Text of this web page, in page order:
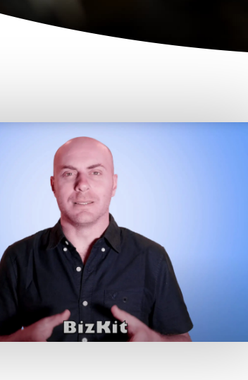
10. מה חשוב לדעת על הפקת סרטון תדמית?
11. למה סרטון תדמית לעסק חשוב לכם?
12. הפקת סרטון לעסק מקצועית ואמינה